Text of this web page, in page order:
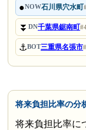
●NOW石川県穴水町
⏬DN千葉県鋸南町
⚓BOT三重県名張市
将来負担比率の分
将来負担比率に